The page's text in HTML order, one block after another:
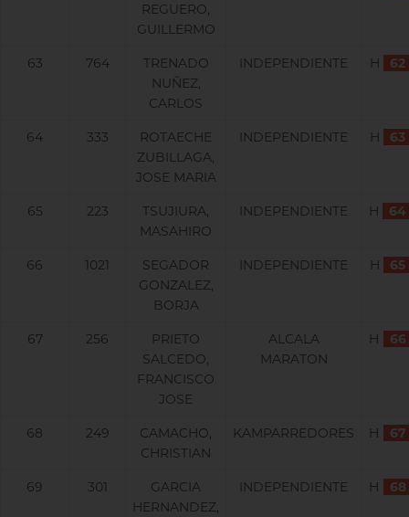
REGUERO,
GUILLERMO
63 764
TRENADO
NUÑEZ,
CARLOS
INDEPENDIENTE H 62
64 333
ROTAECHE
ZUBILLAGA,
JOSE MARIA
INDEPENDIENTE H 63
65 223
TSUJIURA,
MASAHIRO
INDEPENDIENTE H 64
66 1021
SEGADOR
GONZALEZ,
BORJA
INDEPENDIENTE H 65
67 256
PRIETO
SALCEDO,
FRANCISCO
JOSE
ALCALA
MARATON
H 66
68 249
CAMACHO,
CHRISTIAN
KAMPARREDORES H 67
69 301
GARCIA
HERNANDEZ,
INDEPENDIENTE H 68